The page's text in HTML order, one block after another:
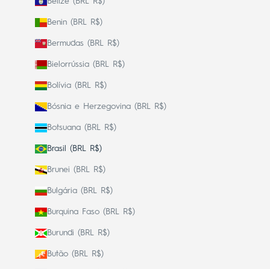
Benin (BRL R$)
Bermudas (BRL R$)
Bielorrússia (BRL R$)
Bolívia (BRL R$)
Bósnia e Herzegovina (BRL R$)
Botsuana (BRL R$)
Brasil (BRL R$)
Brunei (BRL R$)
Bulgária (BRL R$)
Burquina Faso (BRL R$)
Burundi (BRL R$)
Butão (BRL R$)